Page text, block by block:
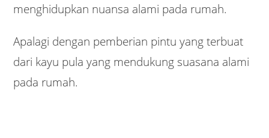
menghidupkan nuansa alami pada rumah.
Apalagi dengan pemberian pintu yang terbuat
dari kayu pula yang mendukung suasana alami
pada rumah.